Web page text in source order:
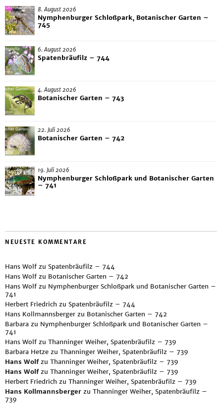
8. August 2026
Nymphenburger Schloßpark, Botanischer Garten –
745
6. August 2026
Spatenbräufilz – 744
4. August 2026
Botanischer Garten – 743
22. Juli 2026
Botanischer Garten – 742
19. Juli 2026
Nymphenburger Schloßpark und Botanischer Garten
– 741
NEUESTE KOMMENTARE
Hans Wolf zu Spatenbräufilz – 744
Hans Wolf zu Botanischer Garten – 742
Hans Wolf zu Nymphenburger Schloßpark und Botanischer Garten –
741
Herbert Friedrich zu Spatenbräufilz – 744
Hans Kollmannsberger zu Botanischer Garten – 742
Barbara zu Nymphenburger Schloßpark und Botanischer Garten –
741
Hans Wolf zu Thanninger Weiher, Spatenbräufilz – 739
Barbara Hetze zu Thanninger Weiher, Spatenbräufilz – 739
Hans Wolfzu Thanninger Weiher, Spatenbräufilz – 739
Hans Wolfzu Thanninger Weiher, Spatenbräufilz – 739
Herbert Friedrich zu Thanninger Weiher, Spatenbräufilz – 739
Hans Kollmannsberger zu Thanninger Weiher, Spatenbräufilz –
739